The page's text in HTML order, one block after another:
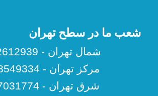
شعب ما در سطح تهران
شمال تهران - 22612939
مرکز تهران - 88549334
شرق تهران - 77031774